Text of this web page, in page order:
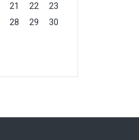
21 22
23
28 29
30